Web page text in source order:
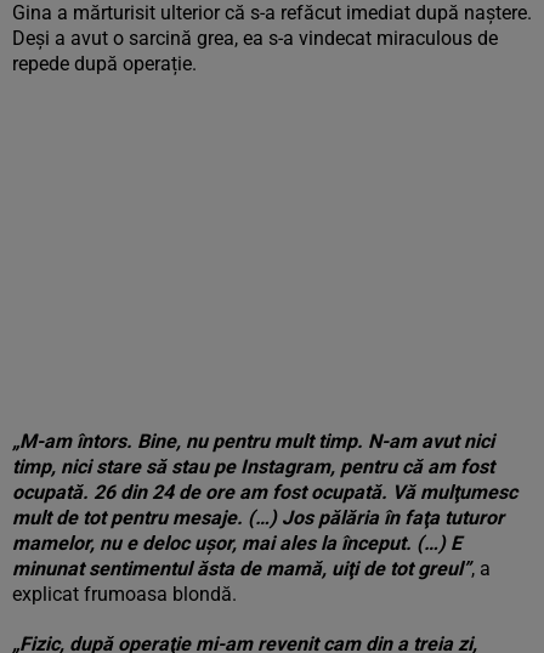
Gina a mărturisit ulterior că s-a refăcut imediat după naștere.
Deși a avut o sarcină grea, ea s-a vindecat miraculous de
repede după operație.
„M-am întors. Bine, nu pentru mult timp. N-am avut nici
timp, nici stare să stau pe Instagram, pentru că am fost
ocupată. 26 din 24 de ore am fost ocupată. Vă mulţumesc
mult de tot pentru mesaje. (…) Jos pălăria în faţa tuturor
mamelor, nu e deloc uşor, mai ales la început. (…) E
minunat sentimentul ăsta de mamă, uiţi de tot greul”, a
explicat frumoasa blondă.
„Fizic, după operaţie mi-am revenit cam din a treia zi,